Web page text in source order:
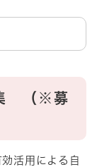
集 （※募
活用による自